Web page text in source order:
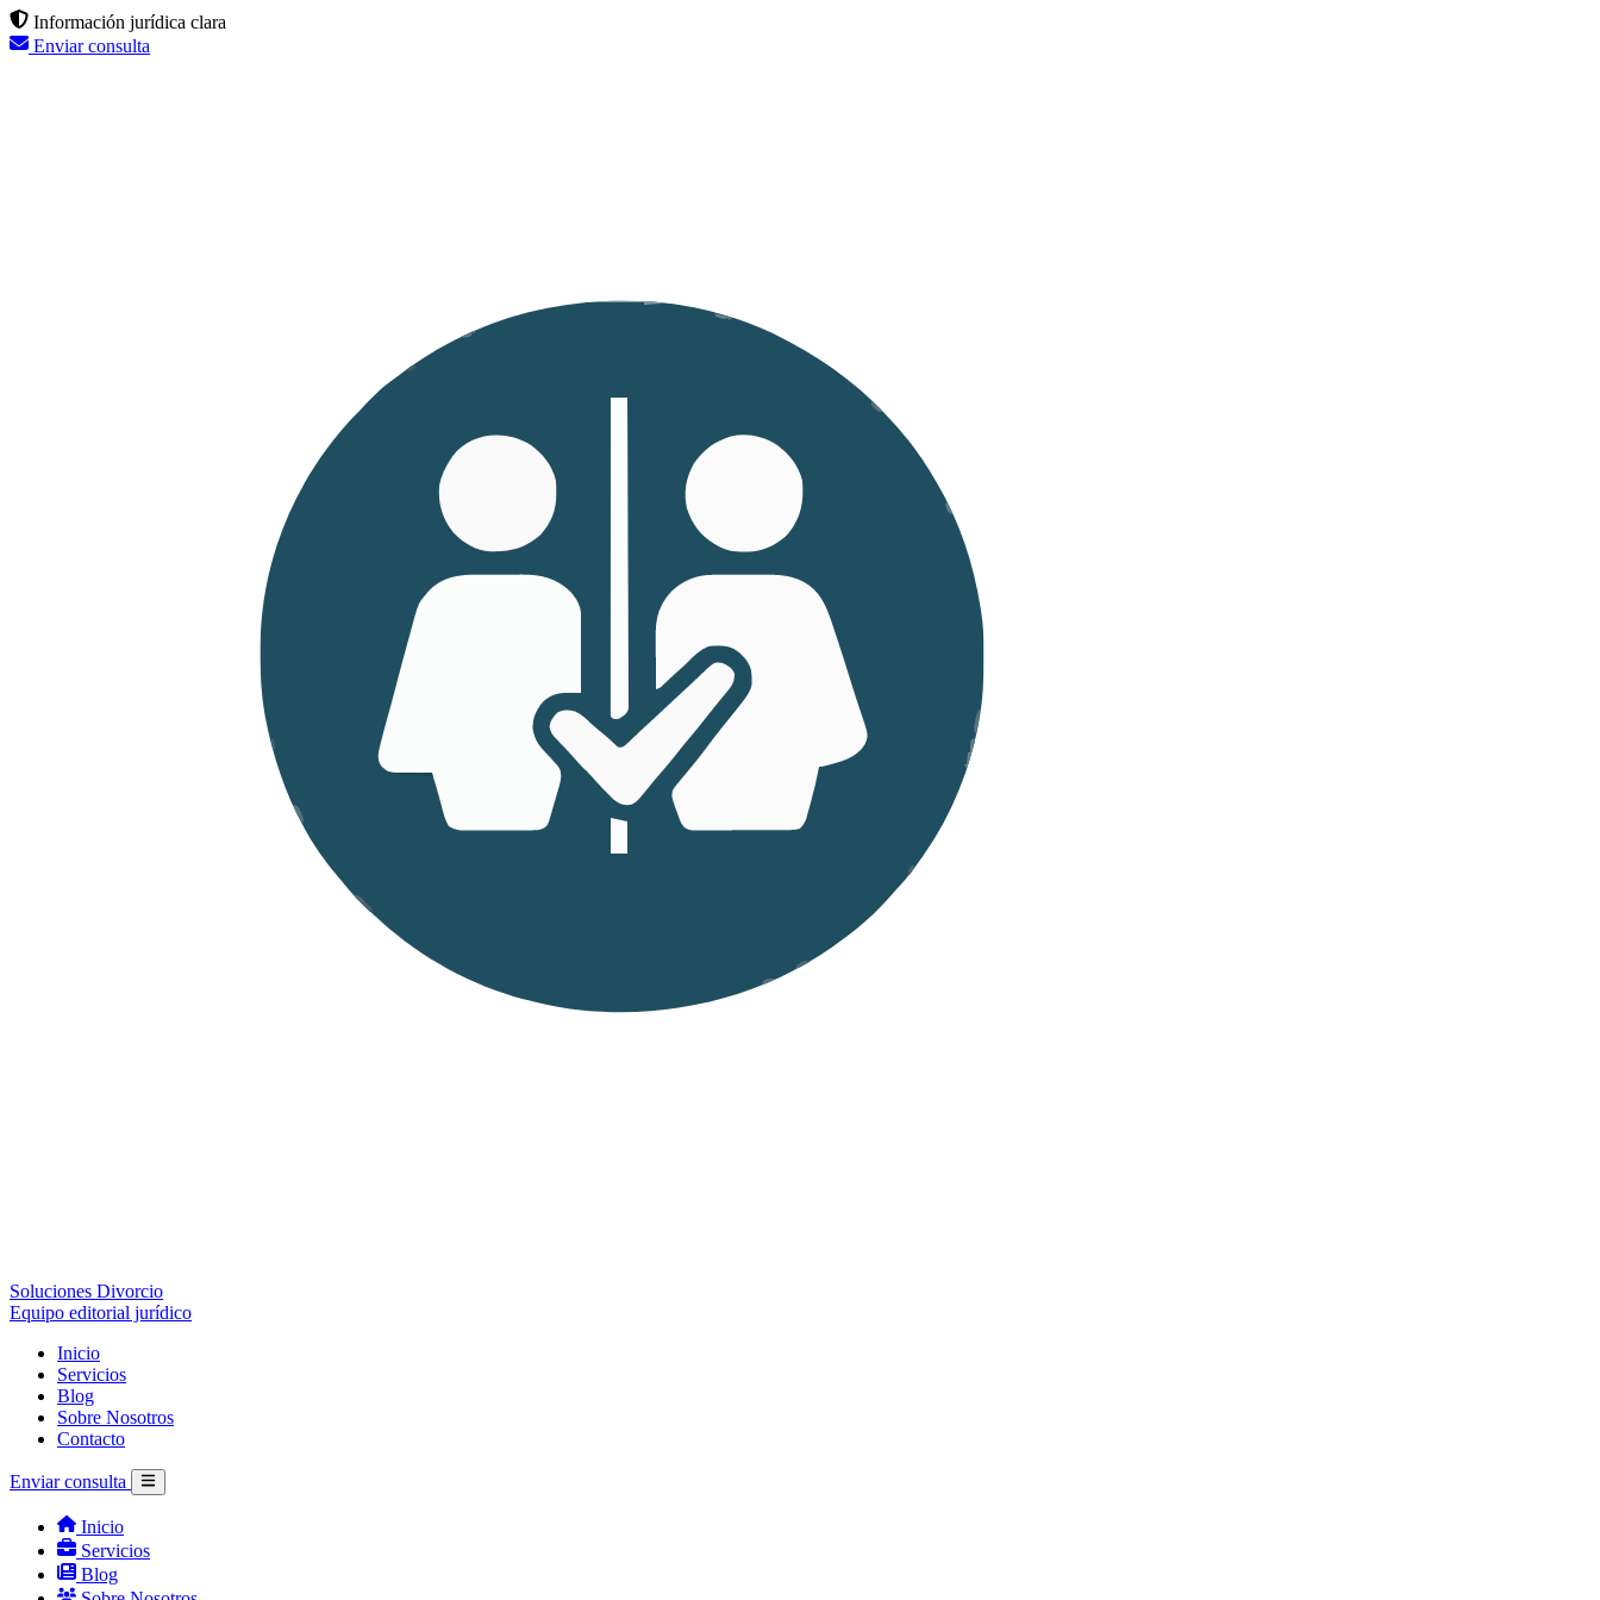
Información jurídica clara
Enviar consulta
Soluciones Divorcio
Equipo editorial jurídico
Inicio
Servicios
Blog
Sobre Nosotros
Contacto
Enviar consulta
Inicio
Servicios
Blog